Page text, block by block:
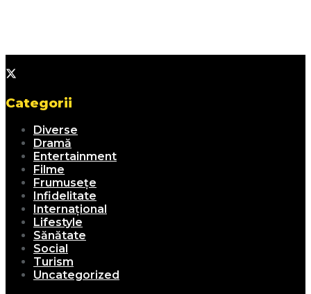
Categorii
Diverse
Dramă
Entertainment
Filme
Frumusețe
Infidelitate
Internațional
Lifestyle
Sănătate
Social
Turism
Uncategorized